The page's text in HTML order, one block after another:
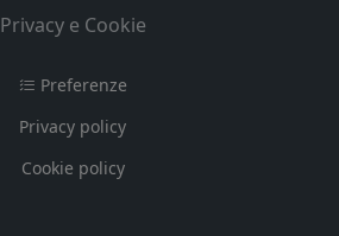
Privacy e Cookie
Preferenze
Privacy policy
Cookie policy